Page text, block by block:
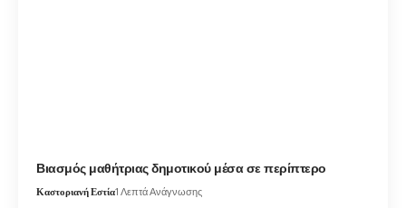
Βιασμός μαθήτριας δημοτικού μέσα σε περίπτερο
Καστοριανή Εστία1 Λεπτά Ανάγνωσης